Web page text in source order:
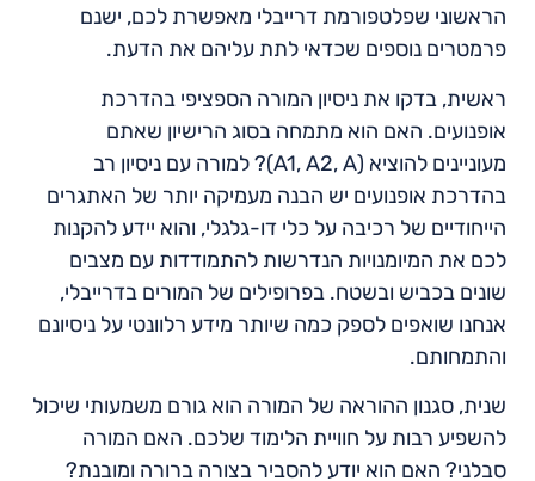
הראשוני שפלטפורמת דרייבלי מאפשרת לכם, ישנם
פרמטרים נוספים שכדאי לתת עליהם את הדעת.
ראשית, בדקו את ניסיון המורה הספציפי בהדרכת
אופנועים. האם הוא מתמחה בסוג הרישיון שאתם
מעוניינים להוציא (A1, A2, A)? למורה עם ניסיון רב
בהדרכת אופנועים יש הבנה מעמיקה יותר של האתגרים
הייחודיים של רכיבה על כלי דו-גלגלי, והוא יידע להקנות
לכם את המיומנויות הנדרשות להתמודדות עם מצבים
שונים בכביש ובשטח. בפרופילים של המורים בדרייבלי,
אנחנו שואפים לספק כמה שיותר מידע רלוונטי על ניסיונם
והתמחותם.
שנית, סגנון ההוראה של המורה הוא גורם משמעותי שיכול
להשפיע רבות על חוויית הלימוד שלכם. האם המורה
סבלני? האם הוא יודע להסביר בצורה ברורה ומובנת?